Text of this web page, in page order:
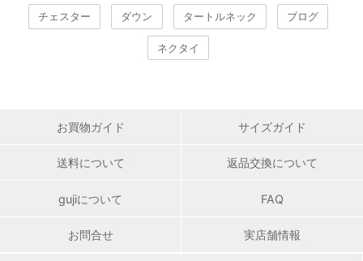
チェスター ダウン タートルネック ブログ
ネクタイ
お買物ガイド サイズガイド
送料について 返品交換について
gujiについて FAQ
お問合せ 実店舗情報